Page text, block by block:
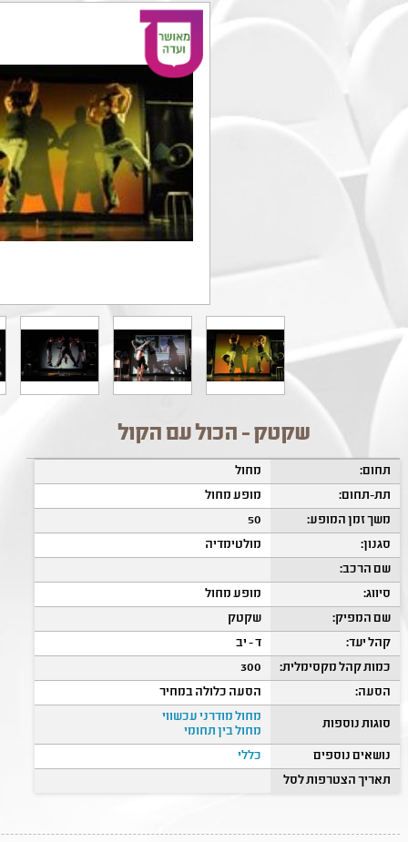
שקטק - הכול עם הקול
תחום:
מחול
תת-תחום:
מופע מחול
משך זמן המופע:
50
סגנון:
מולטימדיה
שם הרכב:
סיווג:
מופע מחול
שם המפיק:
שקטק
קהל יעד:
ד - יב
כמות קהל מקסימלית:
300
הסעה:
הסעה כלולה במחיר
סוגות נוספות
מחול מודרני עכשווי
מחול בין תחומי
נושאים נוספים
כללי
תאריך הצטרפות לסל